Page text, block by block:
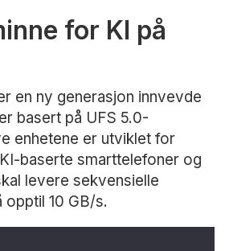
for KI på
en ny generasjon innvevde
basert på UFS 5.0-
enhetene er utviklet for
baserte smarttelefoner og
levere sekvensielle
opptil 10 GB/s.